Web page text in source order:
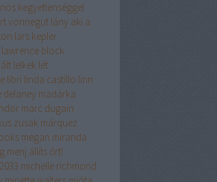
kegyetlenséggel
vonnegut lány aki a
lars kepler
lawrence block
lelkek lét
libri linda castillo linn
delaney madárka
marc dugain
zusak márquez
megan miranda
menj állíts őrt!
michelle richmond